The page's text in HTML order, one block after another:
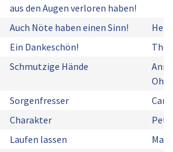
aus den Augen verloren haben!
Auch Nöte haben einen Sinn!
Ein Dankeschön!
Schmutzige Hände
Sorgenfresser
Charakter
Laufen lassen